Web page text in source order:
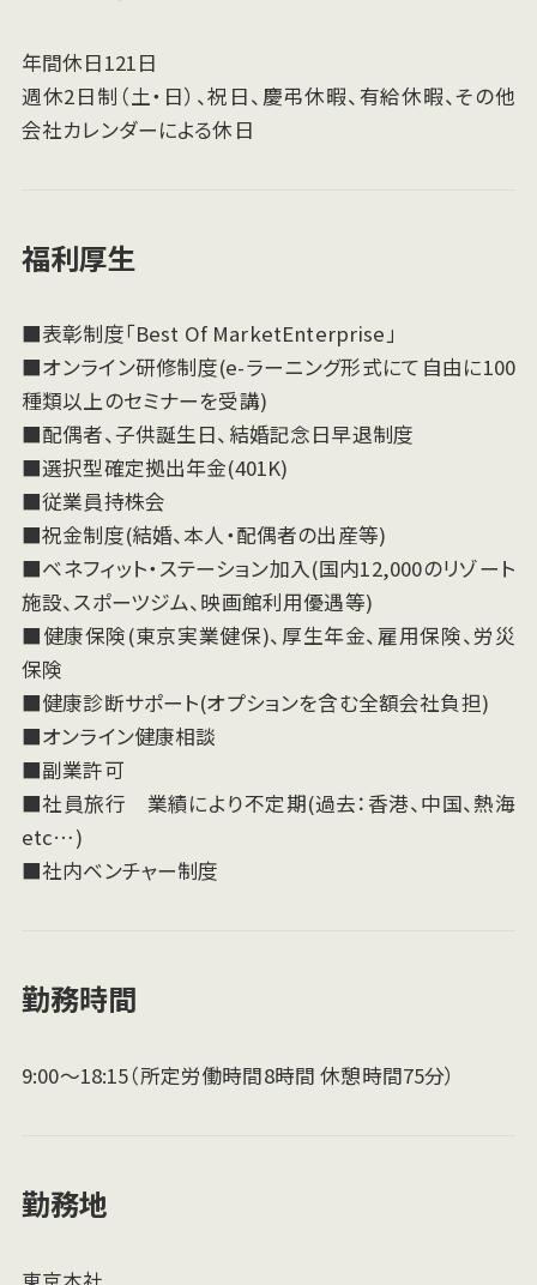
年間休日121日
週休2日制（土・日）、祝日、慶弔休暇、有給休暇、その他
会社カレンダーによる休日
福利厚生
■表彰制度「Best Of MarketEnterprise」
■オンライン研修制度(e-ラーニング形式にて自由に100
種類以上のセミナーを受講)
■配偶者、子供誕生日、結婚記念日早退制度
■選択型確定拠出年金(401K)
■従業員持株会
■祝金制度(結婚、本人・配偶者の出産等)
■ベネフィット・ステーション加入(国内12,000のリゾート
施設、スポーツジム、映画館利用優遇等)
■健康保険(東京実業健保)、厚生年金、雇用保険、労災
保険
■健康診断サポート(オプションを含む全額会社負担)
■オンライン健康相談
■副業許可
■社員旅行 業績により不定期(過去：香港、中国、熱海
etc…)
■社内ベンチャー制度
勤務時間
9:00～18:15（所定労働時間8時間 休憩時間75分）
勤務地